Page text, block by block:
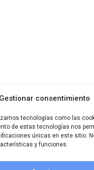
Gestionar consentimiento
tecnologías como las
de estas tecnologías nos
únicas en este sitio.
y funciones.